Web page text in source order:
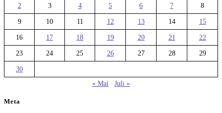
2 3 4 5 6 7 8
9 10 11 12 13 14 15
16 17 18 19 20 21 22
23 24 25 26 27 28 29
30
« Mai
Juli »
Meta